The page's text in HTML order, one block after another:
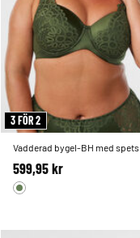
3 FÖR 2
Vadderad bygel-BH med spets
599,95 kr